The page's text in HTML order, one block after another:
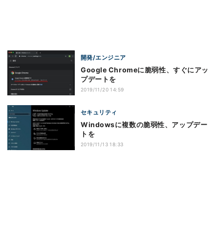
開発/エンジニア
Google Chromeに脆弱性、すぐにアッ
プデートを
2019/11/20 14:59
セキュリティ
Windowsに複数の脆弱性、アップデー
トを
2019/11/13 18:33